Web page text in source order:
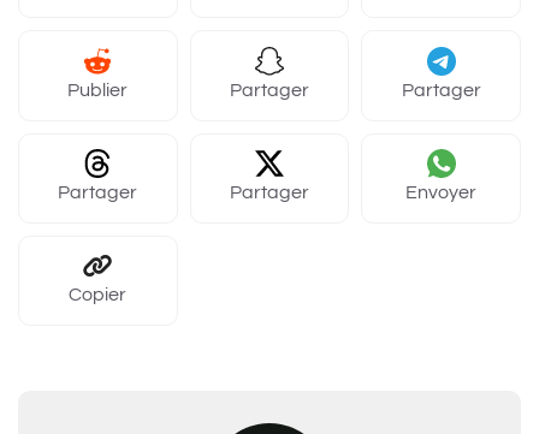
Publier Partager Partager
Partager Partager Envoyer
Copier